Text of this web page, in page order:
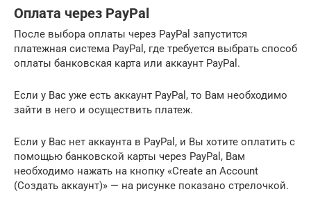
Оплата через PayPal
После выбора оплаты через PayPal запустится
платежная система PayPal, где требуется выбрать способ
оплаты банковская карта или аккаунт PayPal.
Если у Вас уже есть аккаунт PayPal, то Вам необходимо
зайти в него и осуществить платеж.
Если у Вас нет аккаунта в PayPal, и Вы хотите оплатить с
помощью банковской карты через PayPal, Вам
необходимо нажать на кнопку «Create an Account
(Создать аккаунт)» — на рисунке показано стрелочкой.